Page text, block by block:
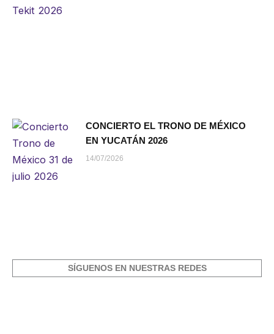
CONCIERTO EL TRONO DE MÉXICO
EN YUCATÁN 2026
14/07/2026
SÍGUENOS EN NUESTRAS REDES